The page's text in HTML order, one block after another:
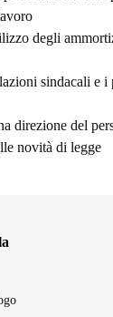
degli
sindacali e
direzione del
novità di legge